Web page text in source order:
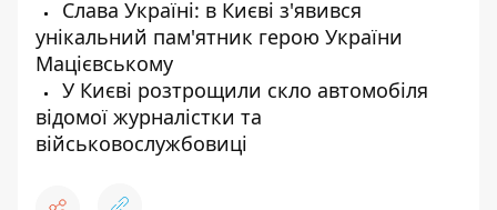
Слава Україні: в Києві з'явився
унікальний пам'ятник герою України
Мацієвському
У Києві розтрощили скло автомобіля
відомої журналістки та
військовослужбовиці